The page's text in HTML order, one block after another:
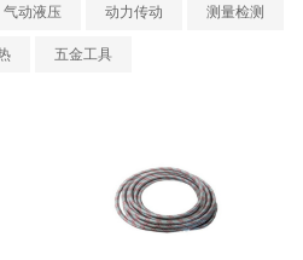
气动液压 动力传动 测量检测
五金工具